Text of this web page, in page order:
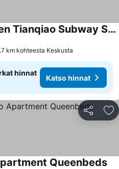
Ji Hotel Beijing Qianmen Tianqiao Subway Station
km kohteesta Keskusta
hinnat
Katso hinnat
Jaa
Queenbeds